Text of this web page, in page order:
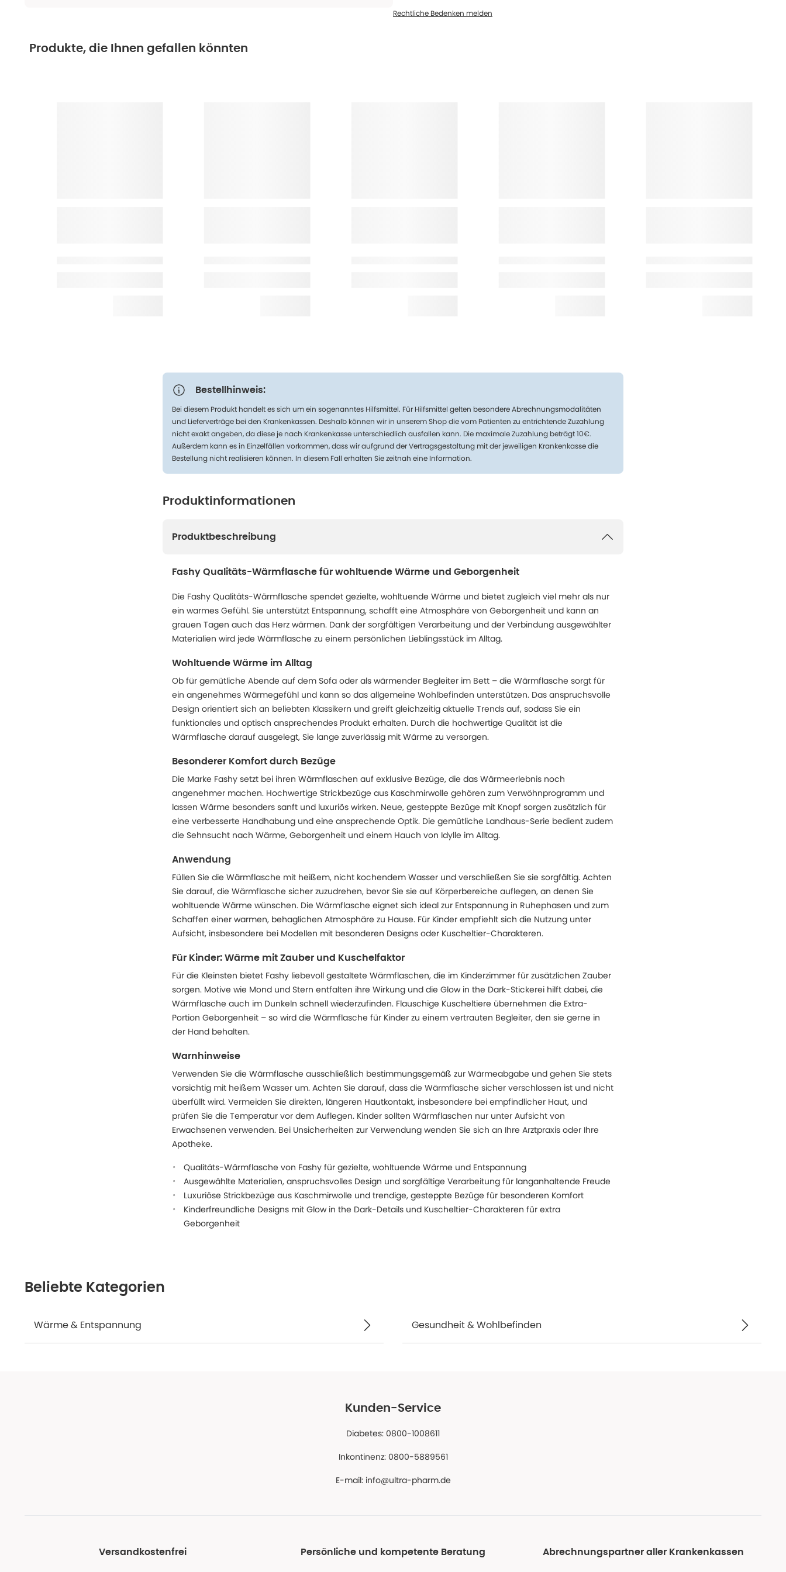
Rechtliche Bedenken melden
Produkte, die Ihnen gefallen könnten
Bestellhinweis:
Bei diesem Produkt handelt es sich um ein sogenanntes Hilfsmittel. Für Hilfsmittel gelten besondere Abrechnungsmodalitäten
und Lieferverträge bei den Krankenkassen. Deshalb können wir in unserem Shop die vom Patienten zu entrichtende Zuzahlung
nicht exakt angeben, da diese je nach Krankenkasse unterschiedlich ausfallen kann. Die maximale Zuzahlung beträgt 10€.
Außerdem kann es in Einzelfällen vorkommen, dass wir aufgrund der Vertragsgestaltung mit der jeweiligen Krankenkasse die
Bestellung nicht realisieren können. In diesem Fall erhalten Sie zeitnah eine Information.
Produktinformationen
Produktbeschreibung
Fashy Qualitäts-Wärmflasche für wohltuende Wärme und Geborgenheit
Die Fashy Qualitäts-Wärmflasche spendet gezielte, wohltuende Wärme und bietet zugleich viel mehr als nur
ein warmes Gefühl. Sie unterstützt Entspannung, schafft eine Atmosphäre von Geborgenheit und kann an
grauen Tagen auch das Herz wärmen. Dank der sorgfältigen Verarbeitung und der Verbindung ausgewählter
Materialien wird jede Wärmflasche zu einem persönlichen Lieblingsstück im Alltag.
Wohltuende Wärme im Alltag
Ob für gemütliche Abende auf dem Sofa oder als wärmender Begleiter im Bett – die Wärmflasche sorgt für
ein angenehmes Wärmegefühl und kann so das allgemeine Wohlbefinden unterstützen. Das anspruchsvolle
Design orientiert sich an beliebten Klassikern und greift gleichzeitig aktuelle Trends auf, sodass Sie ein
funktionales und optisch ansprechendes Produkt erhalten. Durch die hochwertige Qualität ist die
Wärmflasche darauf ausgelegt, Sie lange zuverlässig mit Wärme zu versorgen.
Besonderer Komfort durch Bezüge
Die Marke Fashy setzt bei ihren Wärmflaschen auf exklusive Bezüge, die das Wärmeerlebnis noch
angenehmer machen. Hochwertige Strickbezüge aus Kaschmirwolle gehören zum Verwöhnprogramm und
lassen Wärme besonders sanft und luxuriös wirken. Neue, gesteppte Bezüge mit Knopf sorgen zusätzlich für
eine verbesserte Handhabung und eine ansprechende Optik. Die gemütliche Landhaus-Serie bedient zudem
die Sehnsucht nach Wärme, Geborgenheit und einem Hauch von Idylle im Alltag.
Anwendung
Füllen Sie die Wärmflasche mit heißem, nicht kochendem Wasser und verschließen Sie sie sorgfältig. Achten
Sie darauf, die Wärmflasche sicher zuzudrehen, bevor Sie sie auf Körperbereiche auflegen, an denen Sie
wohltuende Wärme wünschen. Die Wärmflasche eignet sich ideal zur Entspannung in Ruhephasen und zum
Schaffen einer warmen, behaglichen Atmosphäre zu Hause. Für Kinder empfiehlt sich die Nutzung unter
Aufsicht, insbesondere bei Modellen mit besonderen Designs oder Kuscheltier-Charakteren.
Für Kinder: Wärme mit Zauber und Kuschelfaktor
Für die Kleinsten bietet Fashy liebevoll gestaltete Wärmflaschen, die im Kinderzimmer für zusätzlichen Zauber
sorgen. Motive wie Mond und Stern entfalten ihre Wirkung und die Glow in the Dark-Stickerei hilft dabei, die
Wärmflasche auch im Dunkeln schnell wiederzufinden. Flauschige Kuscheltiere übernehmen die Extra-
Portion Geborgenheit – so wird die Wärmflasche für Kinder zu einem vertrauten Begleiter, den sie gerne in
der Hand behalten.
Warnhinweise
Verwenden Sie die Wärmflasche ausschließlich bestimmungsgemäß zur Wärmeabgabe und gehen Sie stets
vorsichtig mit heißem Wasser um. Achten Sie darauf, dass die Wärmflasche sicher verschlossen ist und nicht
überfüllt wird. Vermeiden Sie direkten, längeren Hautkontakt, insbesondere bei empfindlicher Haut, und
prüfen Sie die Temperatur vor dem Auflegen. Kinder sollten Wärmflaschen nur unter Aufsicht von
Erwachsenen verwenden. Bei Unsicherheiten zur Verwendung wenden Sie sich an Ihre Arztpraxis oder Ihre
Apotheke.
Qualitäts-Wärmflasche von Fashy für gezielte, wohltuende Wärme und Entspannung
Ausgewählte Materialien, anspruchsvolles Design und sorgfältige Verarbeitung für langanhaltende Freude
Luxuriöse Strickbezüge aus Kaschmirwolle und trendige, gesteppte Bezüge für besonderen Komfort
Kinderfreundliche Designs mit Glow in the Dark-Details und Kuscheltier-Charakteren für extra
Geborgenheit
Beliebte Kategorien
Wärme & Entspannung Gesundheit & Wohlbefinden
Kunden-Service
Diabetes: 0800-1008611
Inkontinenz: 0800-5889561
E-mail: info@ultra-pharm.de
Versandkostenfrei Persönliche und kompetente Beratung Abrechnungspartner aller Krankenkassen